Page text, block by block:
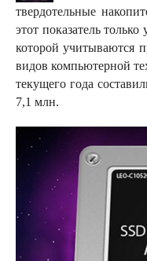
твердотельные
этот показатель
которой учитываются
видов компьютерной
текущего года
7,1 млн.